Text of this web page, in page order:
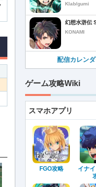
Klab/gumi
幻想水滸伝
KONAMI
配信カレン
ゲーム攻略Wiki
スマホアプリ
FGO攻略
イナ